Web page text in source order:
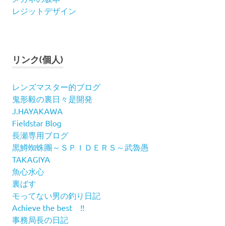
レジットデザイン
リンク(個人)
レンズマスター的ブログ
鬼形毅の裏日々是開発
J.HAYAKAWA
Fieldstar Blog
長瀬専用ブログ
黒鱒蜘蛛團～ＳＰＩＤＥＲＳ～武魯愚
TAKAGIYA
魚心水心
裏ばす
モってない男の釣り日記
Achieve the best !!
事務局長の日記